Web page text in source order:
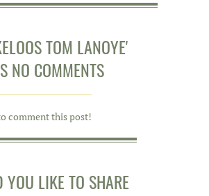
TOM LANOYE'
NO COMMENTS
comment this post!
YOU LIKE TO SHARE